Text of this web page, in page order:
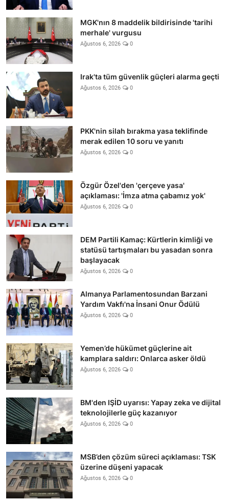
MGK'nın 8 maddelik bildirisinde 'tarihi
merhale' vurgusu
Ağustos 6, 2026 0
Irak'ta tüm güvenlik güçleri alarma geçti
Ağustos 6, 2026 0
PKK'nin silah bırakma yasa teklifinde
merak edilen 10 soru ve yanıtı
Ağustos 6, 2026 0
Özgür Özel'den 'çerçeve yasa'
açıklaması: 'İmza atma çabamız yok'
Ağustos 6, 2026 0
DEM Partili Kamaç: Kürtlerin kimliği ve
statüsü tartışmaları bu yasadan sonra
başlayacak
Ağustos 6, 2026 0
Almanya Parlamentosundan Barzani
Yardım Vakfı'na İnsani Onur Ödülü
Ağustos 6, 2026 0
Yemen’de hükümet güçlerine ait
kamplara saldırı: Onlarca asker öldü
Ağustos 6, 2026 0
BM'den IŞİD uyarısı: Yapay zeka ve dijital
teknolojilerle güç kazanıyor
Ağustos 6, 2026 0
MSB’den çözüm süreci açıklaması: TSK
üzerine düşeni yapacak
Ağustos 6, 2026 0